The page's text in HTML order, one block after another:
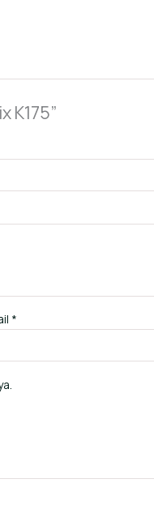
K175”
*